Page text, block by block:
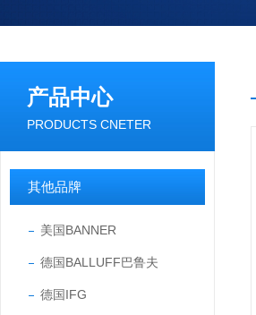
产品中心
PRODUCTS CNETER
其他品牌
美国BANNER
德国BALLUFF巴鲁夫
德国IFG